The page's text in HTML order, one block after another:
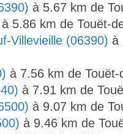
à 5.67 km de
à 5.86 km de Touët-
Villevieille (06390) à
à 7.56 km de
à 7.91 km de
à 9.07 km de
à 9.46 km de